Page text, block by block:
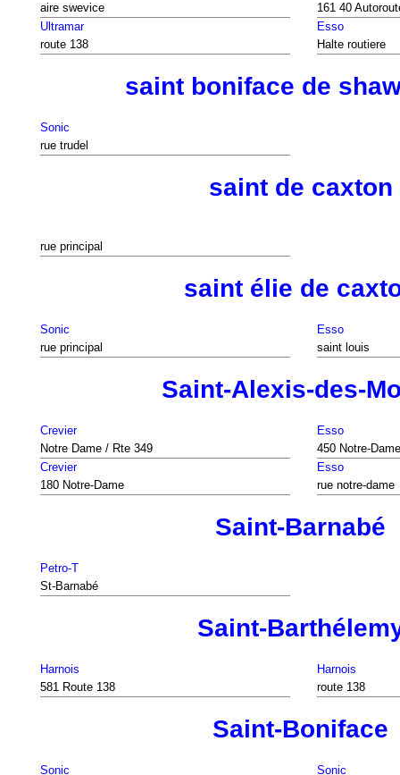
aire swevice
161 40
Ultramar
route 138
Esso
Halte routiere
saint boniface de
Sonic
rue trudel
saint de caxton
rue principal
saint élie de
Sonic
rue principal
Esso
saint louis
Saint-Alexis-des-
Crevier
Notre Dame / Rte 349
Esso
450 Notre-Dame
Crevier
180 Notre-Dame
Esso
rue notre-dame
Saint-Barnabé
Petro-T
St-Barnabé
Saint-
Harnois
581 Route 138
Harnois
route 138
Saint-Boniface
Sonic
Sonic